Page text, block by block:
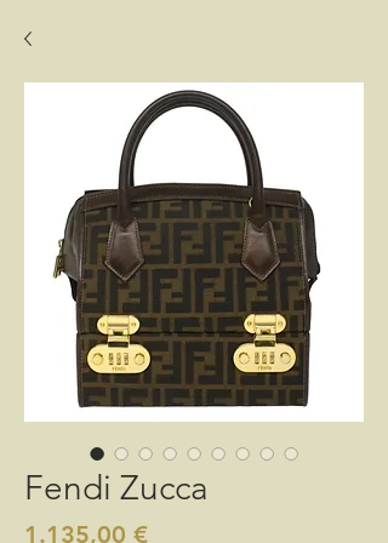
Fendi Zucca
1.135,00 €Preis